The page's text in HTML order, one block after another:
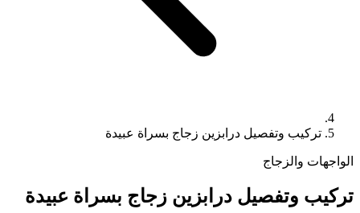
تركيب وتفصيل درابزين زجاج بسراة عبيدة
الواجهات والزجاج
تركيب وتفصيل درابزين زجاج بسراة عبيدة